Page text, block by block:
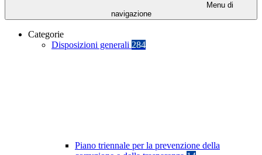
Menu di
navigazione
Categorie
Disposizioni generali 284
Piano triennale per la prevenzione della